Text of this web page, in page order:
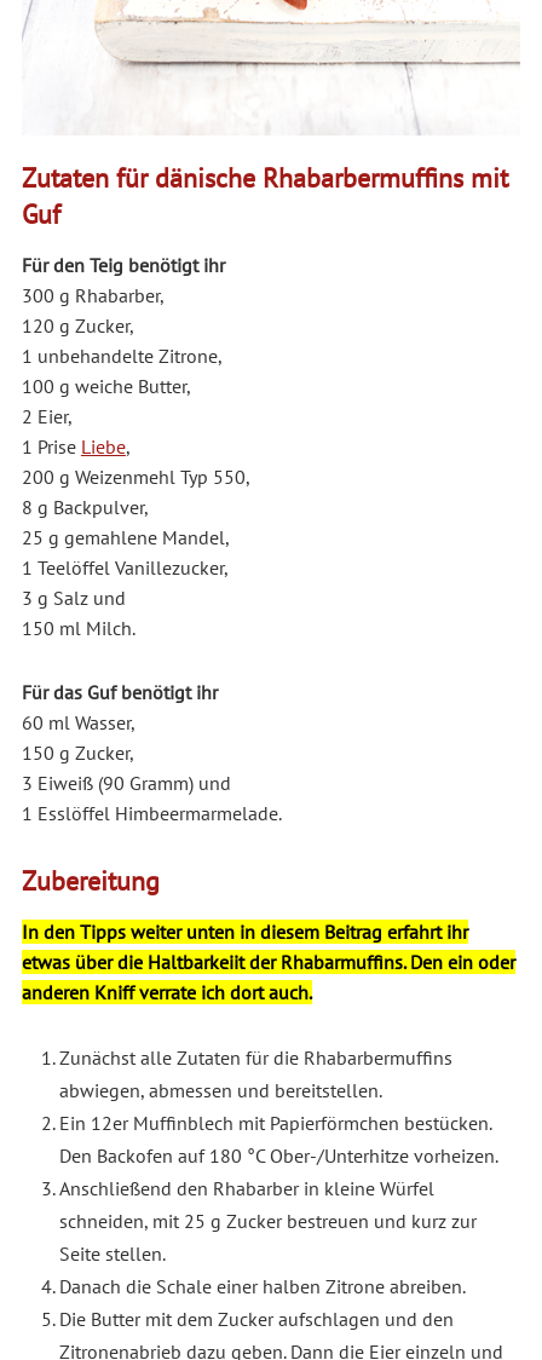
Zutaten für dänische Rhabarbermuffins mit
Guf
Für den Teig benötigt ihr
300 g Rhabarber,
120 g Zucker,
1 unbehandelte Zitrone,
100 g weiche Butter,
2 Eier,
1 Prise Liebe,
200 g Weizenmehl Typ 550,
8 g Backpulver,
25 g gemahlene Mandel,
1 Teelöffel Vanillezucker,
3 g Salz und
150 ml Milch.
Für das Guf benötigt ihr
60 ml Wasser,
150 g Zucker,
3 Eiweiß (90 Gramm) und
1 Esslöffel Himbeermarmelade.
Zubereitung
In den Tipps weiter unten in diesem Beitrag erfahrt ihr
etwas über die Haltbarkeiit der Rhabarmuffins. Den ein oder
anderen Kniff verrate ich dort auch.
Zunächst alle Zutaten für die Rhabarbermuffins
abwiegen, abmessen und bereitstellen.
Ein 12er Muffinblech mit Papierförmchen bestücken.
Den Backofen auf 180 °C Ober-/Unterhitze vorheizen.
Anschließend den Rhabarber in kleine Würfel
schneiden, mit 25 g Zucker bestreuen und kurz zur
Seite stellen.
Danach die Schale einer halben Zitrone abreiben.
Die Butter mit dem Zucker aufschlagen und den
Zitronenabrieb dazu geben. Dann die Eier einzeln und